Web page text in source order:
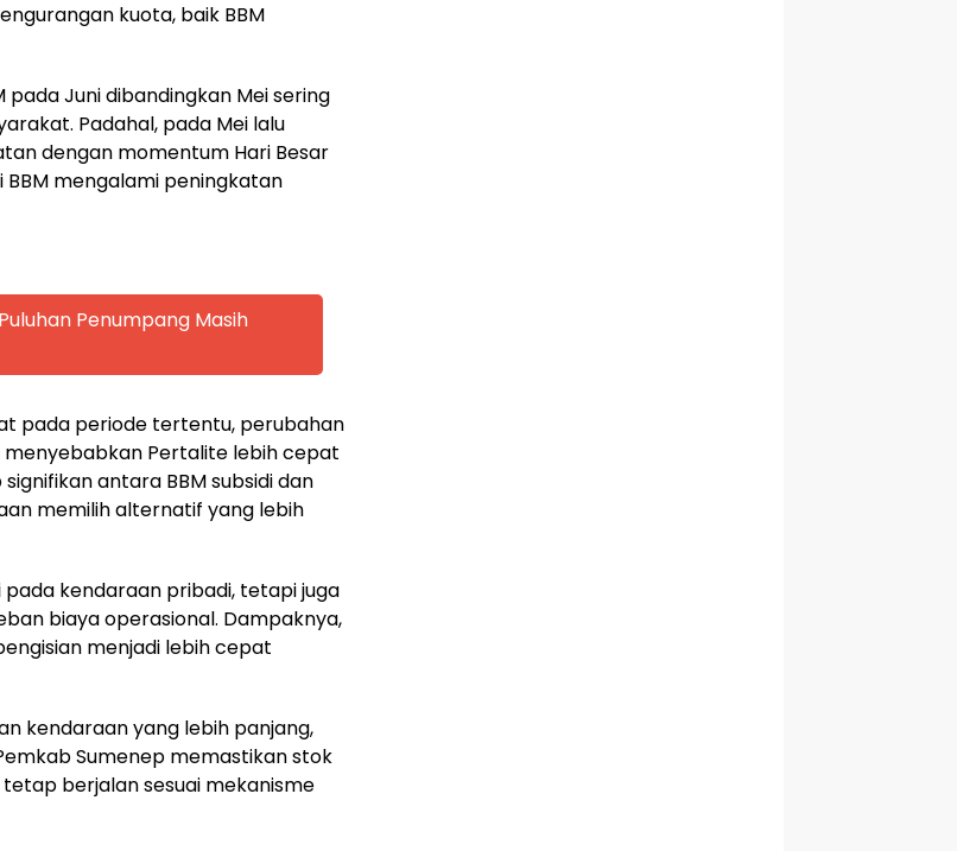
kuota, baik BBM
Juni dibandingkan Mei sering
Padahal, pada Mei lalu
dengan momentum Hari Besar
BBM mengalami peningkatan
Penumpang Masih
pada periode tertentu, perubahan
Pertalite lebih cepat
antara BBM subsidi dan
memilih alternatif yang lebih
kendaraan pribadi, tetapi juga
biaya operasional. Dampaknya,
menjadi lebih cepat
kendaraan yang lebih panjang,
Sumenep memastikan stok
berjalan sesuai mekanisme